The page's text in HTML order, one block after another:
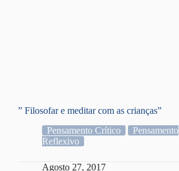
” Filosofar e meditar com as crianças”
Pensamento Crítico
Pensamento
Reflexivo
Agosto 27, 2017